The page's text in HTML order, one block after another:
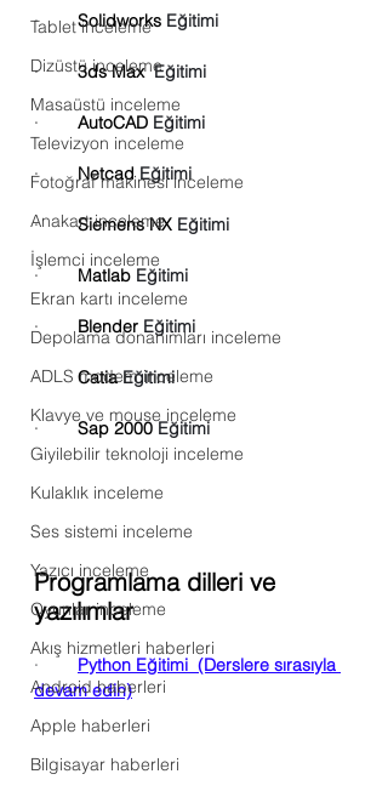
Tablet inceleme
Dizüstü inceleme
Masaüstü inceleme
Televizyon inceleme
Fotoğraf makinesi inceleme
Anakart inceleme
İşlemci inceleme
Ekran kartı inceleme
Depolama donanımları inceleme
ADLS modem inceleme
Klavye ve mouse inceleme
Giyilebilir teknoloji inceleme
Kulaklık inceleme
Ses sistemi inceleme
Yazıcı inceleme
Oyunlar inceleme
Akış hizmetleri haberleri
Android haberleri
Apple haberleri
Bilgisayar haberleri
· Solidworks Eğitimi
· 3ds Max Eğitimi
· AutoCAD Eğitimi
· Netcad Eğitimi
· Siemens NX Eğitimi
· Matlab Eğitimi
· Blender Eğitimi
· Catia Eğitimi
· Sap 2000 Eğitimi
Programlama dilleri ve
yazılımlar
· Python Eğitimi (Derslere sırasıyla
devam edin)